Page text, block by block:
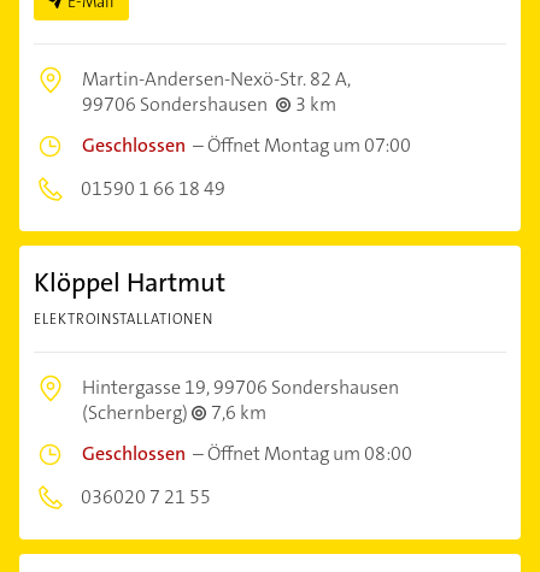
Martin-Andersen-Nexö-Str. 82 A,
99706 Sondershausen
3 km
Geschlossen –Öffnet Montag um 07:00
01590 1 66 18 49
Klöppel Hartmut
ELEKTROINSTALLATIONEN
Hintergasse 19,99706 Sondershausen
(Schernberg)
7,6 km
Geschlossen –Öffnet Montag um 08:00
036020 7 21 55